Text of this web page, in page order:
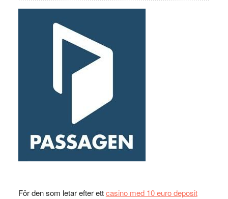
För den som letar efter ettcasino med 10 euro deposit